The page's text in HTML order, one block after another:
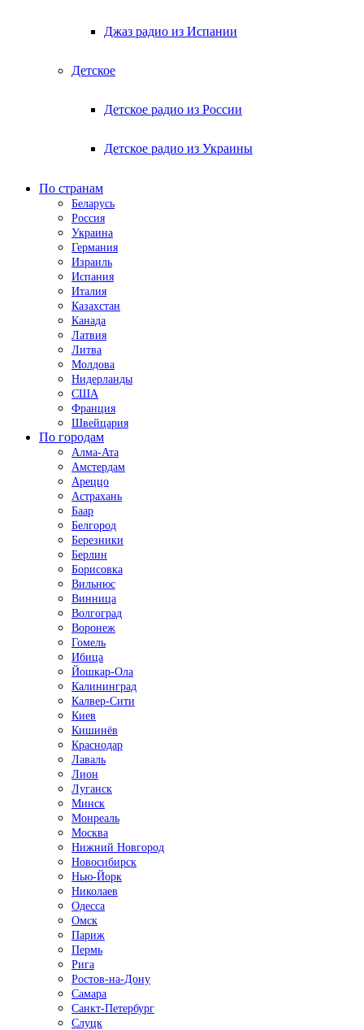
Джаз радио из Испании
Детское
Детское радио из России
Детское радио из Украины
По странам
Беларусь
Россия
Украина
Германия
Израиль
Испания
Италия
Казахстан
Канада
Латвия
Литва
Молдова
Нидерланды
США
Франция
Швейцария
По городам
Алма-Ата
Амстердам
Ареццо
Астрахань
Баар
Белгород
Березники
Берлин
Борисовка
Вильнюс
Винница
Волгоград
Воронеж
Гомель
Ибица
Йошкар-Ола
Калининград
Калвер-Сити
Киев
Кишинёв
Краснодар
Лаваль
Лион
Луганск
Минск
Монреаль
Москва
Нижний Новгород
Новосибирск
Нью-Йорк
Николаев
Одесса
Омск
Париж
Пермь
Рига
Ростов-на-Дону
Самара
Санкт-Петербург
Слуцк